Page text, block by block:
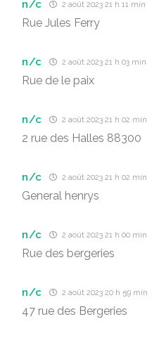
n/c 2 août 2023 21 h 11 min
Rue Jules Ferry
n/c 2 août 2023 21 h 03 min
Rue de le paix
n/c 2 août 2023 21 h 02 min
2 rue des Halles 88300
n/c 2 août 2023 21 h 02 min
General henrys
n/c 2 août 2023 21 h 00 min
Rue des bergeries
n/c 2 août 2023 20 h 59 min
47 rue des Bergeries